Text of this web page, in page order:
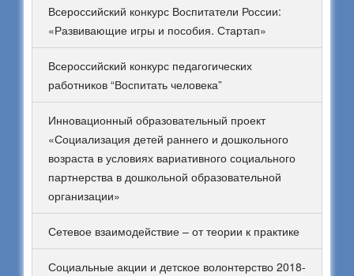
Всероссийский конкурс Воспитатели России:
«Развивающие игры и пособия. Стартап»
Всероссийский конкурс педагогических
работников “Воспитать человека”
Инновационный образовательный проект
«Социализация детей раннего и дошкольного
возраста в условиях вариативного социального
партнерства в дошкольной образовательной
организации»
Сетевое взаимодействие – от теории к практике
Социальные акции и детское волонтерство 2018-